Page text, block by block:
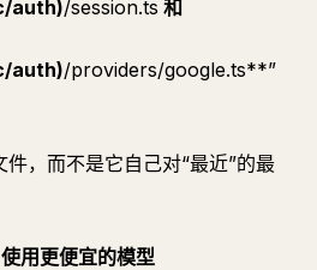
auth)/session.ts 和
auth)/providers/google.ts**”
，而不是它自己对“最近”的最
用更便宜的模型